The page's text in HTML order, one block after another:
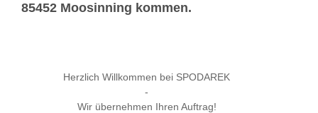
85452 Moosinning kommen.
Herzlich Willkommen bei SPODAREK
-
Wir übernehmen Ihren Auftrag!